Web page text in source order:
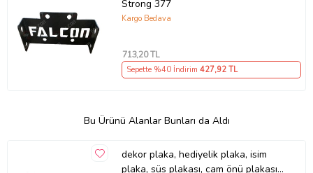
Strong 377
Kargo Bedava
713,20 TL
Sepette %40 İndirim 427,92 TL
Bu Ürünü Alanlar Bunları da Aldı
dekor plaka, hediyelik plaka, isim
plaka, süs plakası, cam önü plakası,